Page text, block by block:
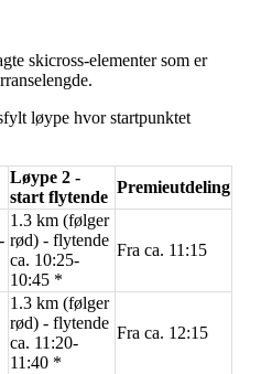
skicross-elementer som er
løype hvor startpunktet
Løype 2 -
start flytende
Premieutdeling
1.3 km (følger
rød) - flytende
ca. 10:25-
10:45 *
Fra ca. 11:15
1.3 km (følger
rød) - flytende
ca. 11:20-
11:40 *
Fra ca. 12:15